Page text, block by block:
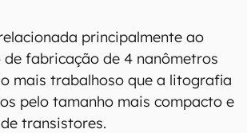
principalmente ao
de fabricação de 4 nanômetros
mais trabalhoso que a litografia
pelo tamanho mais compacto e
transistores.